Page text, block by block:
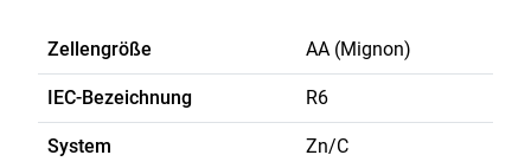
Zellengröße AA (Mignon)
IEC-Bezeichnung R6
System Zn/C